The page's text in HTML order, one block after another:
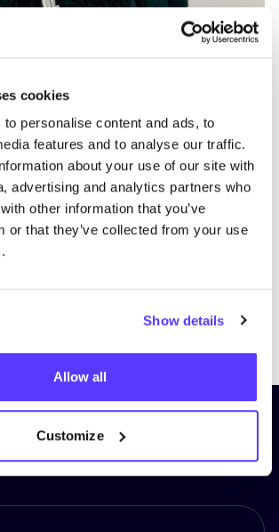
cookies
personalise content and ads, to
features and to analyse our traffic.
about your use of our site with
advertising and analytics partners who
other information that you’ve
or that they’ve collected from your use
Show details
Allow all
Customize
PreviousNext
a nuestro boletín
informado!